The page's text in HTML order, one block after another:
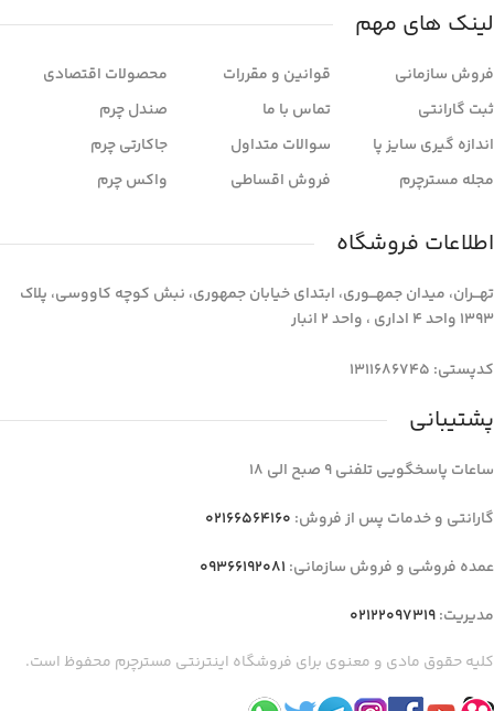
لینک های مهم
فروش سازمانی
ثبت گارانتی
اندازه گیری سایز پا
مجله مسترچرم
قوانین و مقررات
تماس با ما
سوالات متداول
فروش اقساطی
محصولات اقتصادی
صندل چرم
جاکارتی چرم
واکس چرم
اطلاعات فروشگاه
تهـــران، میدان جمهـــوری، ابتدای خیابان جمهوری، نبش کوچه کاووسی، پلاک
1393 واحد 4 اداری ، واحد 2 انبار
کدپستی: 1311686745
پشتیبانی
ساعات پاسخگویی تلفنی 9 صبح الی 18
گارانتی و خدمات پس از فروش: 02166564160
عمده فروشی و فروش سازمانی: 09366192081
مدیریت:02122097319
کلیه حقوق مادی و معنوی برای فروشگاه اینترنتی مسترچرم محفوظ است.